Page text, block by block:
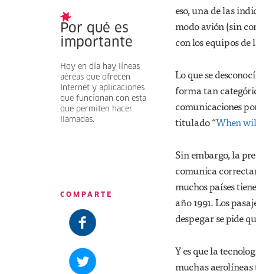
Por qué es
importante
Hoy en día hay líneas
aéreas que ofrecen
Internet y aplicaciones
que funcionan con esta
que permiten hacer
llamadas.
COMPARTE
eso, una de las
modo avión (sin
con los equipos de
Lo que se
forma tan
comunicaciones
titulado “When
Sin embargo, la
comunica
muchos países
año 1991. Los
despegar se pide
Y es que la
muchas aerolíneas